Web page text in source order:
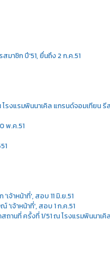
มาชิก ปี'51, ยื่นถึง 2 ก.ค.51
รงแรมพินนาเคิล แกรนด์จอมเทียน
พ.ค.51
าหน้าที่', สอบ 11 มิ.ย.51
ณ์'เจ้าหน้าที่', สอบ 1 ก.ค.51
ถานที่ ครั้งที่ 1/51 ณ โรงแรมพินนา